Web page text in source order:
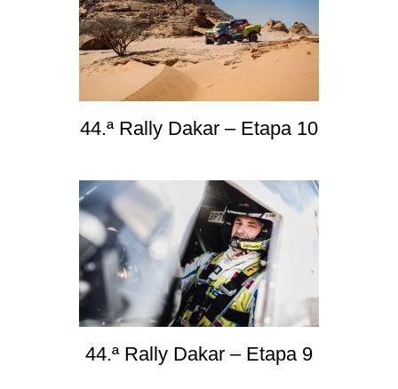
44.ª Rally Dakar – Etapa 10
44.ª Rally Dakar – Etapa 9